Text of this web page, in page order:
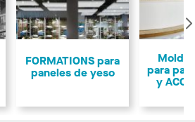
FORMATIONS para
paneles de yeso
para
y